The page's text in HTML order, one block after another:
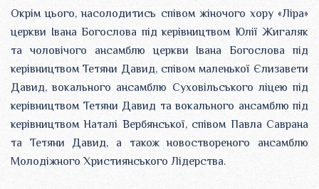
Окрім цього, насолодитись співом жіночого хору «Ліра»
церкви Івана Богослова під керівництвом Юлії Жигаляк
та чоловічого ансамблю церкви Івана Богослова під
керівництвом Тетяни Давид, співом маленької Єлизавети
Давид, вокального ансамблю Суховільського ліцею під
керівництвом Тетяни Давид та вокального ансамблю під
керівництвом Наталі Вербянської, співом Павла Саврана
та Тетяни Давид, а також новоствореного ансамблю
Молодіжного Християнського Лідерства.